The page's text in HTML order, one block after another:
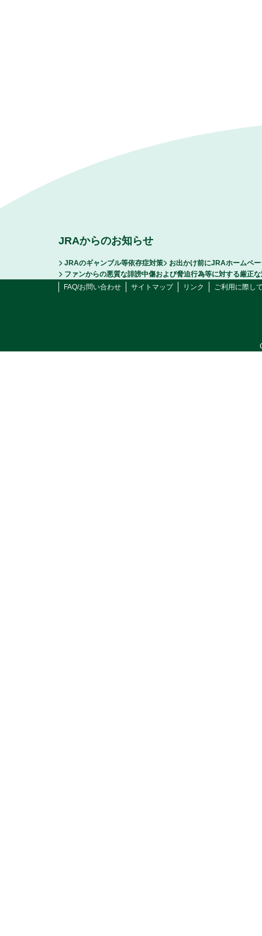
JRAからのお知らせ
JRAのギャンブル等依存症対策
お出かけ前にJRAホームペ
ファンからの悪質な誹謗中傷および脅迫行為等に対する厳正
FAQ/お問い合わせ
サイトマップ リンク ご利用に際し